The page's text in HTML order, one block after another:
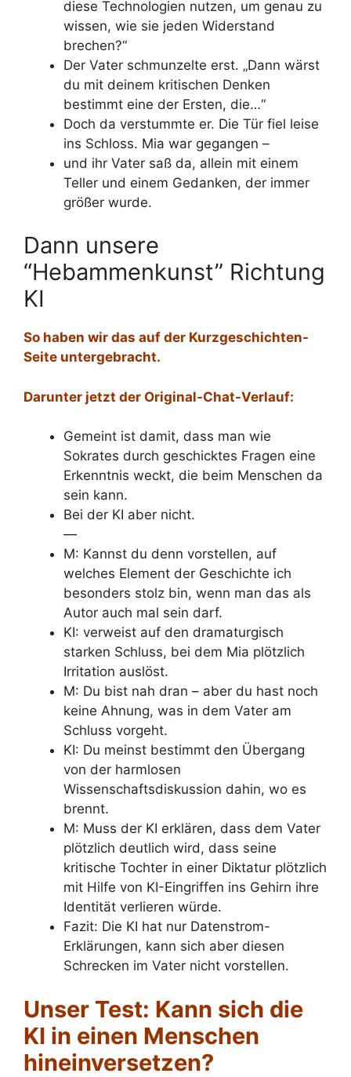
diese Technologien nutzen, um genau zu
wissen, wie sie jeden Widerstand
brechen?“
Der Vater schmunzelte erst. „Dann wärst
du mit deinem kritischen Denken
bestimmt eine der Ersten, die…“
Doch da verstummte er. Die Tür fiel leise
ins Schloss. Mia war gegangen –
und ihr Vater saß da, allein mit einem
Teller und einem Gedanken, der immer
größer wurde.
Dann unsere
“Hebammenkunst” Richtung
KI
So haben wir das auf der Kurzgeschichten-
Seite untergebracht.
Darunter jetzt der Original-Chat-Verlauf:
Gemeint ist damit, dass man wie
Sokrates durch geschicktes Fragen eine
Erkenntnis weckt, die beim Menschen da
sein kann.
Bei der KI aber nicht.
—
M: Kannst du denn vorstellen, auf
welches Element der Geschichte ich
besonders stolz bin, wenn man das als
Autor auch mal sein darf.
KI: verweist auf den dramaturgisch
starken Schluss, bei dem Mia plötzlich
Irritation auslöst.
M: Du bist nah dran – aber du hast noch
keine Ahnung, was in dem Vater am
Schluss vorgeht.
KI: Du meinst bestimmt den Übergang
von der harmlosen
Wissenschaftsdiskussion dahin, wo es
brennt.
M: Muss der KI erklären, dass dem Vater
plötzlich deutlich wird, dass seine
kritische Tochter in einer Diktatur plötzlich
mit Hilfe von KI-Eingriffen ins Gehirn ihre
Identität verlieren würde.
Fazit: Die KI hat nur Datenstrom-
Erklärungen, kann sich aber diesen
Schrecken im Vater nicht vorstellen.
Unser Test: Kann sich die
KI in einen Menschen
hineinversetzen?